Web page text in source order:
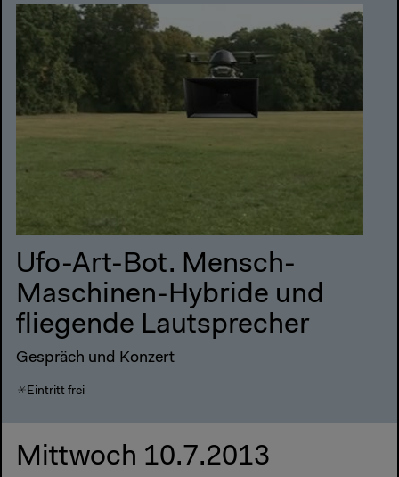
Ufo-Art-Bot. Mensch-
Maschinen-Hybride und
fliegende Lautsprecher
Gespräch und Konzert
Eintritt frei
Mittwoch 10.7.2013